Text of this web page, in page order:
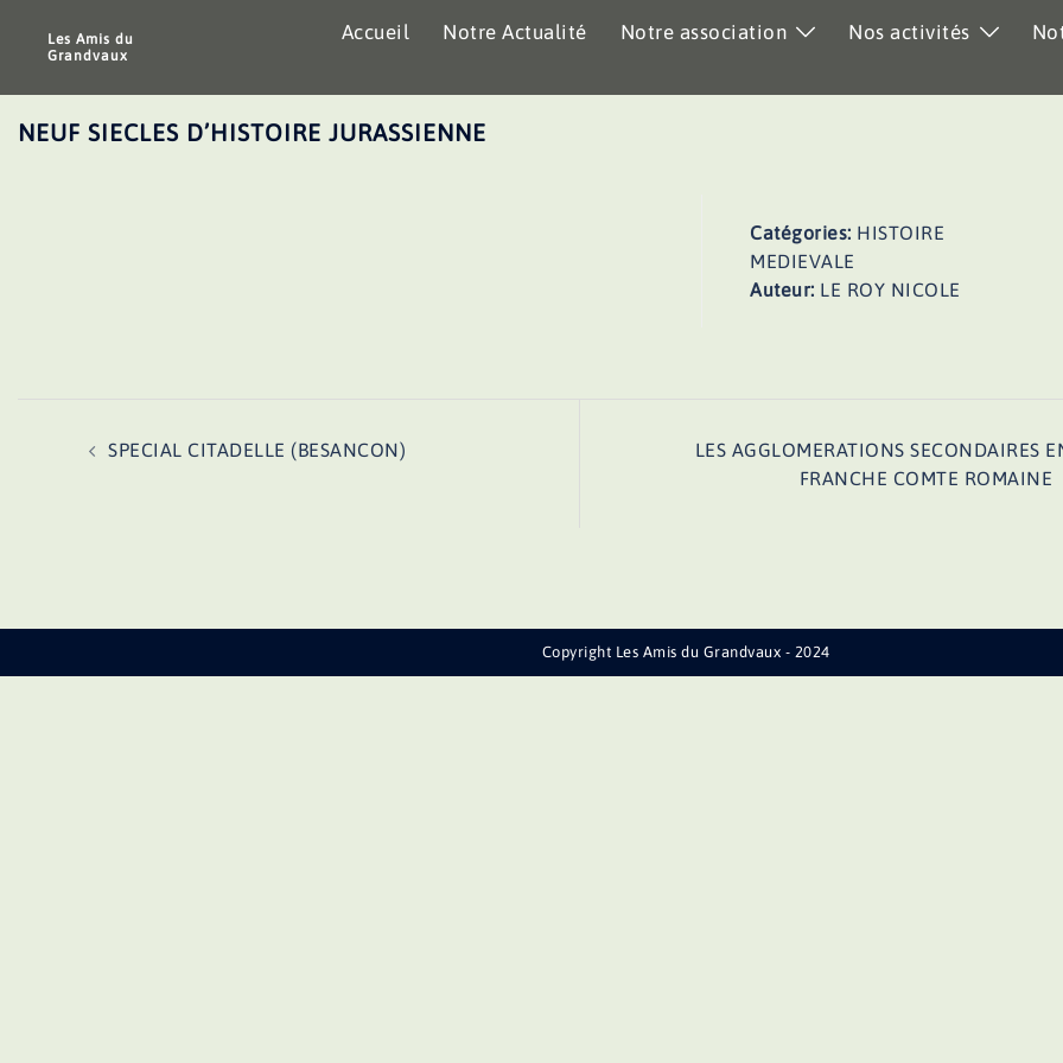
Les Amis du
Grandvaux
Accueil Notre Actualité Notre association Nos activités
NEUF SIECLES D’HISTOIRE JURASSIENNE
Catégories: HISTOIRE
MEDIEVALE
Auteur: LE ROY NICOLE
SPECIAL CITADELLE (BESANCON)
LES AGGLOMERATIONS SECONDAIRES
FRANCHE COMTE ROMAINE
Copyright Les Amis du Grandvaux - 2024